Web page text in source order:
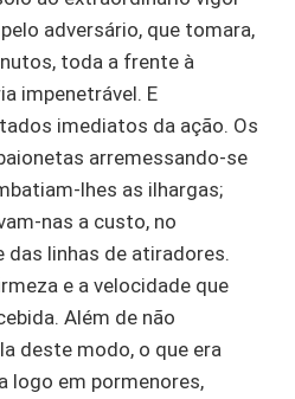
adversário, que tomara,
toda a frente à
impenetrável. E
imediatos da ação. Os
arremessando-se
lhes as ilhargas;
nas a custo, no
linhas de atiradores.
e a velocidade que
Além de não
deste modo, o que era
logo em pormenores,